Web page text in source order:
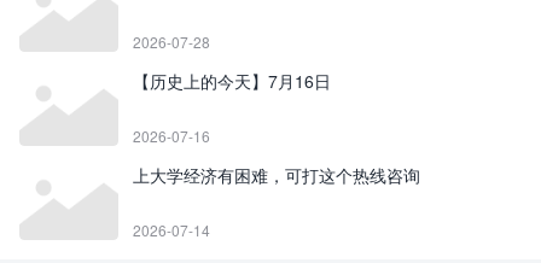
2026-07-28
【历史上的今天】7月16日
2026-07-16
上大学经济有困难，可打这个热线咨询
2026-07-14